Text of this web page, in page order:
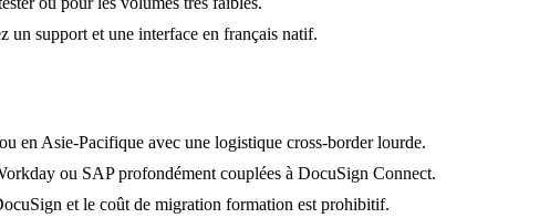
un support et une interface en français natif.
en Asie-Pacifique avec une logistique cross-border lourde.
ou SAP profondément couplées à DocuSign Connect.
et le coût de migration formation est prohibitif.